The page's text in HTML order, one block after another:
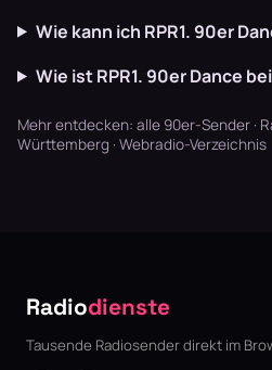
Wie kann ich RPR1. 90er
Wie ist RPR1. 90er Dance
Mehr entdecken: alle 90er-Sender ·
Württemberg · Webradio-Verzeichnis
Radiodienste
Tausende Radiosender direkt im